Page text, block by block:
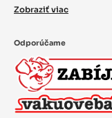
Zobraziť viac
Odporúčame